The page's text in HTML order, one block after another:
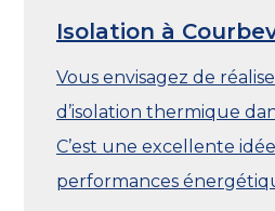
Isolation à
Vous envisagez de
d’isolation thermique
C’est une excellente
performances